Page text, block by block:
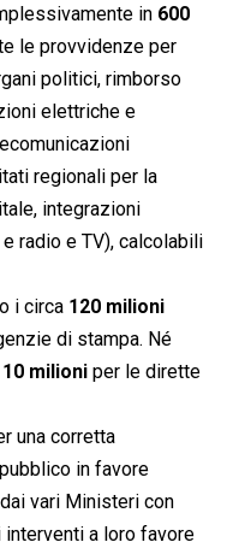
in 600
le provvidenze per
politici, rimborso
elettriche e
regionali per la
integrazioni
radio e TV), calcolabili
i circa 120 milioni
di stampa. Né
10 milioni per le dirette
una corretta
in favore
vari Ministeri con
interventi a loro favore